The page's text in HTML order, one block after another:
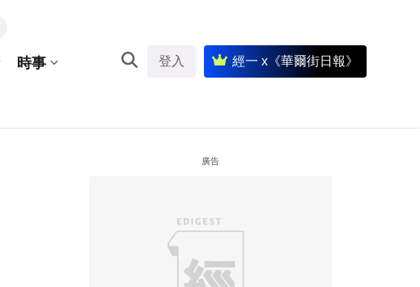
時事 登入 經一 x《華爾街日報》
廣告